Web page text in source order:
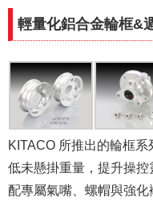
輕量化鋁合金輪框&
KITACO 所推出的輪框
低未懸掛重量，提升操
配專屬氣嘴、螺帽與強